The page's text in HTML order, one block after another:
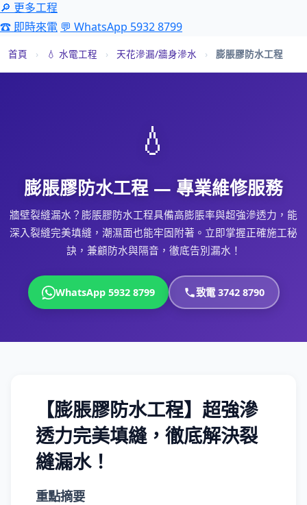
🔎 更多工程
☎ 即時來電 💬 WhatsApp 5932 8799
首頁 › 💧 水電工程 › 天花滲漏/牆身滲水 › 膨脹膠防水工程
💧
膨脹膠防水工程 — 專業維修服務
牆壁裂縫漏水？膨脹膠防水工程具備高膨脹率與超強滲透力，能
深入裂縫完美填縫，潮濕面也能牢固附著。立即掌握正確施工秘
訣，兼顧防水與隔音，徹底告別漏水！
WhatsApp 5932 8799 致電 3742 8790
【膨脹膠防水工程】超強滲
透力完美填縫，徹底解決裂
縫漏水！
重點摘要